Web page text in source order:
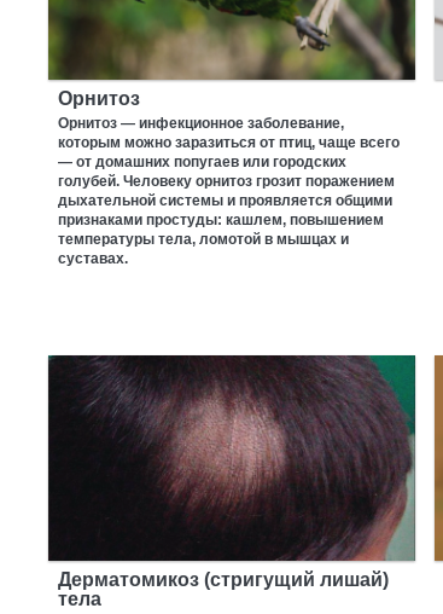
Орнитоз
Орнитоз — инфекционное заболевание,
которым можно заразиться от птиц, чаще всего
— от домашних попугаев или городских
голубей. Человеку орнитоз грозит поражением
дыхательной системы и проявляется общими
признаками простуды: кашлем, повышением
температуры тела, ломотой в мышцах и
суставах.
Дерматомикоз (стригущий лишай)
тела